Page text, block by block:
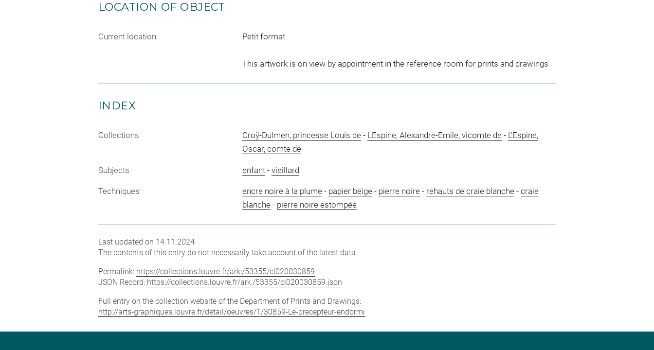
LOCATION OF OBJECT
Current location Petit format
This artwork is on view by appointment in the reference room for prints and drawings
INDEX
Collections Croÿ-Dulmen, princesse Louis de- L'Espine, Alexandre-Emile, vicomte de- L'Espine,
Oscar, comte de
Subjects enfant- vieillard
Techniques encre noire à la plume- papier beige- pierre noire- rehauts de craie blanche- craie
blanche- pierre noire estompée
Last updated on 14.11.2024
The contents of this entry do not necessarily take account of the latest data.
Permalink: https://collections.louvre.fr/ark:/53355/cl020030859
JSON Record: https://collections.louvre.fr/ark:/53355/cl020030859.json
Full entry on the collection website of the Department of Prints and Drawings:
http://arts-graphiques.louvre.fr/detail/oeuvres/1/30859-Le-precepteur-endormi